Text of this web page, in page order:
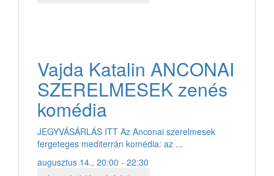
Vajda Katalin ANCONAI
SZERELMESEK zenés
komédia
JEGYVÁSÁRLÁS ITT Az Anconai szerelmesek
fergeteges mediterrán komédia: az ...
augusztus 14., 20:00 - 22:30